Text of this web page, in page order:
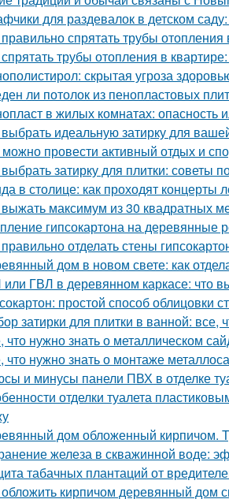
для раздевалок в детском
правильно спрятать трубы
трубы отопления в
скрытая угроза
ли потолок из пенопластовых
в жилых комнатах: опасность
идеальную затирку для
можно провести активный отдых и
затирку для плитки: советы
в столице: как проходят концерты
выжать максимум из 30 квадратных
гипсокартона на деревянные
правильно отделать стены
дом в новом свете: как
или ГВЛ в деревянном каркасе: что
простой способ облицовки
затирки для плитки в ванной: все,
что нужно знать о металлическом
что нужно знать о монтаже
и минусы панели ПВХ в отделке
отделки туалета
дом обложенный кирпичом.
железа в скважинной воде:
табачных плантаций от
обложить кирпичом деревянный дом